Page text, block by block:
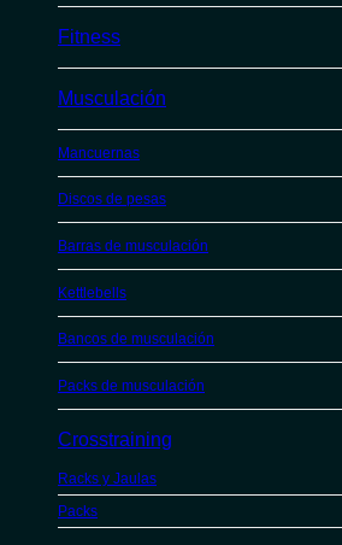
Fitness
Musculación
Mancuernas
Discos de pesas
Barras de musculación
Kettlebells
Bancos de musculación
Packs de musculación
Crosstraining
Racks y Jaulas
Packs